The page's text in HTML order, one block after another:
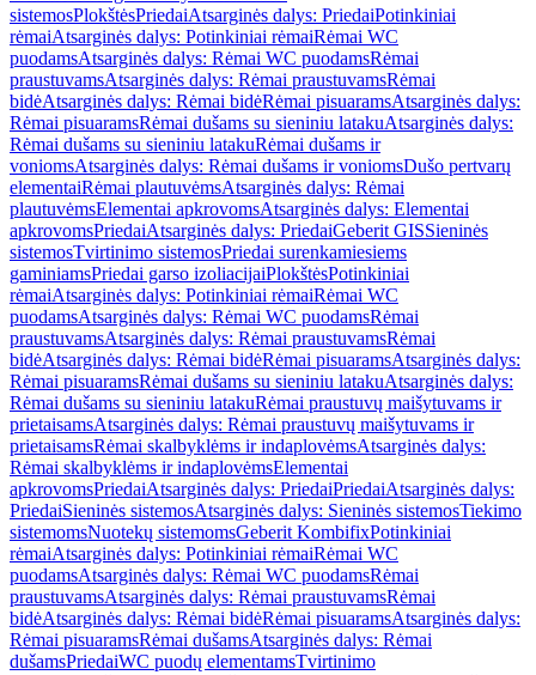
sistemosPlokštėsPriedaiAtsarginės dalys: PriedaiPotinkiniai
rėmaiAtsarginės dalys: Potinkiniai rėmaiRėmai WC
puodamsAtsarginės dalys: Rėmai WC puodamsRėmai
praustuvamsAtsarginės dalys: Rėmai praustuvamsRėmai
bidėAtsarginės dalys: Rėmai bidėRėmai pisuaramsAtsarginės dalys:
Rėmai pisuaramsRėmai dušams su sieniniu latakuAtsarginės dalys:
Rėmai dušams su sieniniu latakuRėmai dušams ir
voniomsAtsarginės dalys: Rėmai dušams ir voniomsDušo pertvarų
elementaiRėmai plautuvėmsAtsarginės dalys: Rėmai
plautuvėmsElementai apkrovomsAtsarginės dalys: Elementai
apkrovomsPriedaiAtsarginės dalys: PriedaiGeberit GISSieninės
sistemosTvirtinimo sistemosPriedai surenkamiesiems
gaminiamsPriedai garso izoliacijaiPlokštėsPotinkiniai
rėmaiAtsarginės dalys: Potinkiniai rėmaiRėmai WC
puodamsAtsarginės dalys: Rėmai WC puodamsRėmai
praustuvamsAtsarginės dalys: Rėmai praustuvamsRėmai
bidėAtsarginės dalys: Rėmai bidėRėmai pisuaramsAtsarginės dalys:
Rėmai pisuaramsRėmai dušams su sieniniu latakuAtsarginės dalys:
Rėmai dušams su sieniniu latakuRėmai praustuvų maišytuvams ir
prietaisamsAtsarginės dalys: Rėmai praustuvų maišytuvams ir
prietaisamsRėmai skalbyklėms ir indaplovėmsAtsarginės dalys:
Rėmai skalbyklėms ir indaplovėmsElementai
apkrovomsPriedaiAtsarginės dalys: PriedaiPriedaiAtsarginės dalys:
PriedaiSieninės sistemosAtsarginės dalys: Sieninės sistemosTiekimo
sistemomsNuotekų sistemomsGeberit KombifixPotinkiniai
rėmaiAtsarginės dalys: Potinkiniai rėmaiRėmai WC
puodamsAtsarginės dalys: Rėmai WC puodamsRėmai
praustuvamsAtsarginės dalys: Rėmai praustuvamsRėmai
bidėAtsarginės dalys: Rėmai bidėRėmai pisuaramsAtsarginės dalys:
Rėmai pisuaramsRėmai dušamsAtsarginės dalys: Rėmai
dušamsPriedaiWC puodų elementamsTvirtinimo